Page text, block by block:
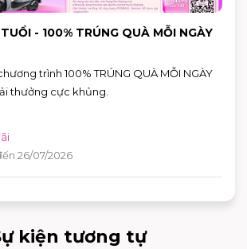
- 100% TRÚNG QUÀ MỖI NGÀY
trình 100% TRÚNG QUÀ MỖI NGÀY
thưởng cực khủng.
26/07/2026
kiện tương tự